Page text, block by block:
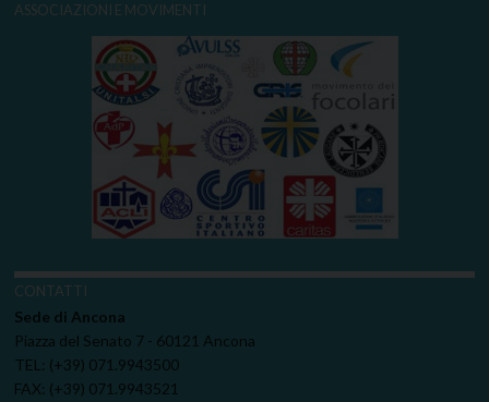
ASSOCIAZIONI E MOVIMENTI
CONTATTI
Sede di Ancona
Piazza del Senato 7 - 60121 Ancona
TEL: (+39) 071.9943500
FAX: (+39) 071.9943521